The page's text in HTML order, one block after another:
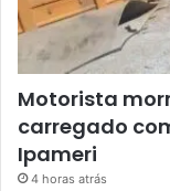
Motorista
carregado
Ipameri
4 horas atrás